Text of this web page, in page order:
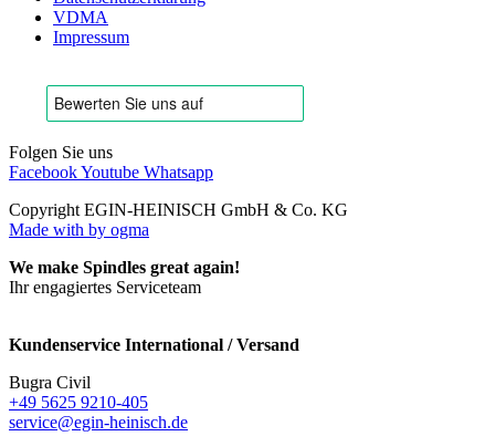
VDMA
Impressum
Folgen Sie uns
FacebookYoutube Whatsapp
Copyright EGIN-HEINISCH GmbH & Co. KG
Made with by ogma
We make Spindles great again!
Ihr engagiertes Serviceteam
Kundenservice International / Versand
Bugra Civil
+49 5625 9210-405
service@egin-heinisch.de